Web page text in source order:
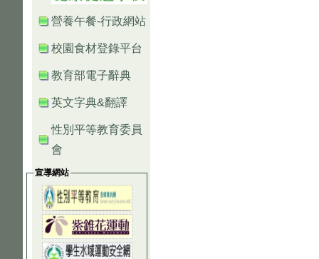
營養午餐-行政網站
校園食材登錄平台
教育部電子辭典
英文字典&翻譯
性別平等教育委員
會
宣導網站